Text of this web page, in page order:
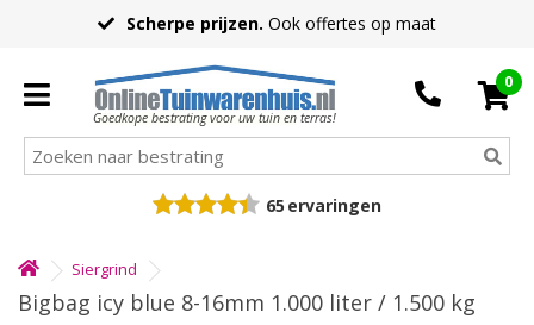
Scherpe prijzen. Ook offertes op maat
Goedkope bestrating voor uw tuin en terras!
0
65 ervaringen
Siergrind
Bigbag icy blue 8-16mm 1.000 liter / 1.500 kg